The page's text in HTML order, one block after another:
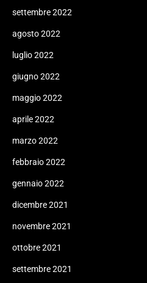
settembre 2022
agosto 2022
luglio 2022
giugno 2022
maggio 2022
aprile 2022
marzo 2022
febbraio 2022
gennaio 2022
dicembre 2021
novembre 2021
ottobre 2021
settembre 2021